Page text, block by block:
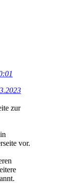
zur
vor.